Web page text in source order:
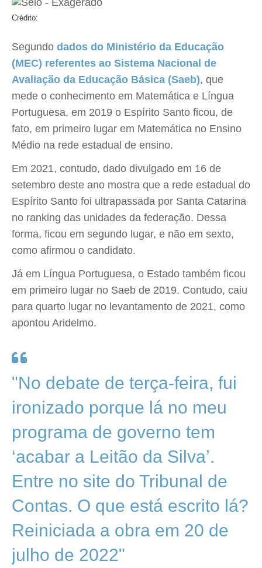
Crédito:
Segundo dados do Ministério da Educação
(MEC) referentes ao Sistema Nacional de
Avaliação da Educação Básica (Saeb), que
mede o conhecimento em Matemática e Língua
Portuguesa, em 2019 o Espírito Santo ficou, de
fato, em primeiro lugar em Matemática no Ensino
Médio na rede estadual de ensino.
Em 2021, contudo, dado divulgado em 16 de
setembro deste ano mostra que a rede estadual do
Espírito Santo foi ultrapassada por Santa Catarina
no ranking das unidades da federação. Dessa
forma, ficou em segundo lugar, e não em sexto,
como afirmou o candidato.
Já em Língua Portuguesa, o Estado também ficou
em primeiro lugar no Saeb de 2019. Contudo, caiu
para quarto lugar no levantamento de 2021, como
apontou Aridelmo.
"No debate de terça-feira, fui
ironizado porque lá no meu
programa de governo tem
‘acabar a Leitão da Silva’.
Entre no site do Tribunal de
Contas. O que está escrito lá?
Reiniciada a obra em 20 de
julho de 2022"